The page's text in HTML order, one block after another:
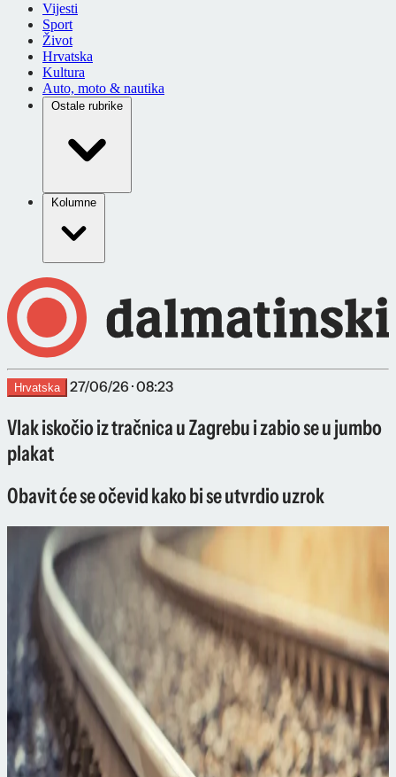
Vijesti
Sport
Život
Hrvatska
Kultura
Auto, moto & nautika
Ostale rubrike
Kolumne
Hrvatska 27/06/26 · 08:23
Vlak iskočio iz tračnica u Zagrebu i zabio se u jumbo
plakat
Obavit će se očevid kako bi se utvrdio uzrok